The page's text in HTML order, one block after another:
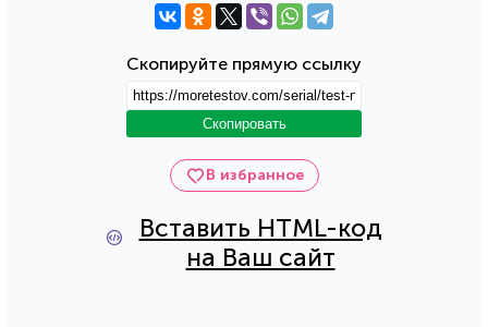
В избранное
Вставить HTML-код
на Ваш сайт
Скопируйте прямую ссылку
Скопировать